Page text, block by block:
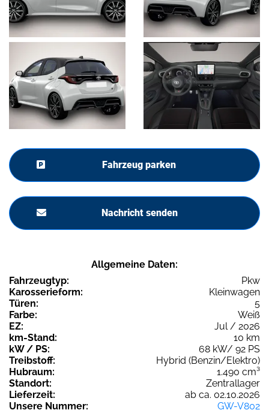
Fahrzeug parken
Nachricht senden
Allgemeine Daten:
Fahrzeugtyp:
Pkw
Karosserieform:
Kleinwagen
Türen:
5
Farbe:
Weiß
EZ:
Jul / 2026
km-Stand:
10 km
kW / PS:
68 kW/ 92 PS
Treibstoff:
Hybrid (Benzin/Elektro)
Hubraum:
1.490 cm³
Standort:
Zentrallager
Lieferzeit:
ab ca. 02.10.2026
Unsere Nummer:
GW-V802